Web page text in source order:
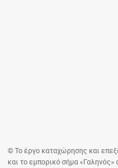
© Το έργο καταχώρησης και
και το εμπορικό σήμα «Γαληνός»